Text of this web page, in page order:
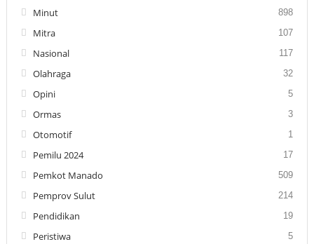
Minut 898
Mitra 107
Nasional 117
Olahraga 32
Opini 5
Ormas 3
Otomotif 1
Pemilu 2024 17
Pemkot Manado 509
Pemprov Sulut 214
Pendidikan 19
Peristiwa 5